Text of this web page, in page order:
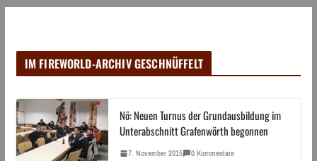
IM FIREWORLD-ARCHIV GESCHNÜFFELT
Nö: Neuen Turnus der Grundausbildung im
Unterabschnitt Grafenwörth begonnen
7. November 2015 0 Kommentare